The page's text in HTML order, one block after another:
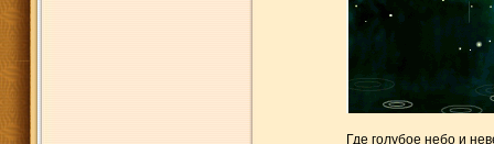
Где голубое небо и